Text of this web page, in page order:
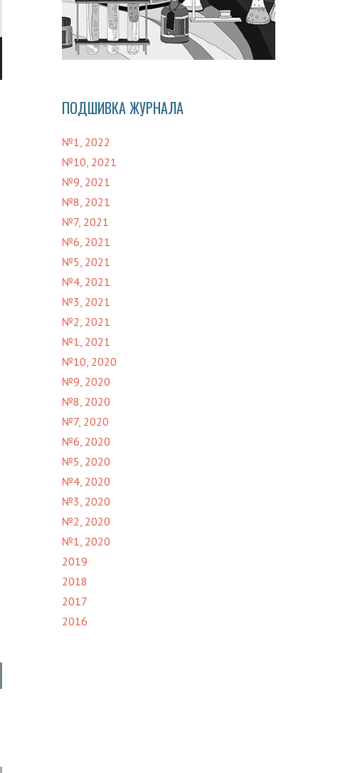
ПОДШИВКА ЖУРНАЛА
№1, 2022
№10, 2021
№9, 2021
№8, 2021
№7, 2021
№6, 2021
№5, 2021
№4, 2021
№3, 2021
№2, 2021
№1, 2021
№10, 2020
№9, 2020
№8, 2020
№7, 2020
№6, 2020
№5, 2020
№4, 2020
№3, 2020
№2, 2020
№1, 2020
2019
2018
2017
2016